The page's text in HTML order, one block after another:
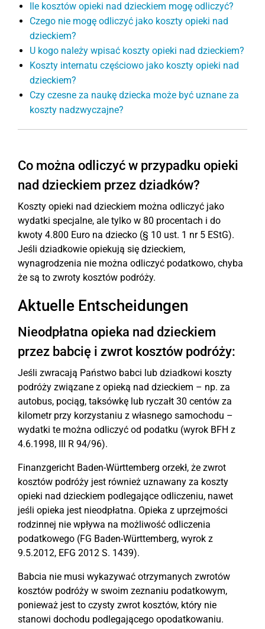
Ile kosztów opieki nad dzieckiem mogę odliczyć?
Czego nie mogę odliczyć jako koszty opieki nad
dzieckiem?
U kogo należy wpisać koszty opieki nad dzieckiem?
Koszty internatu częściowo jako koszty opieki nad
dzieckiem?
Czy czesne za naukę dziecka może być uznane za
koszty nadzwyczajne?
Co można odliczyć w przypadku opieki
nad dzieckiem przez dziadków?
Koszty opieki nad dzieckiem można odliczyć jako
wydatki specjalne, ale tylko w 80 procentach i do
kwoty 4.800 Euro na dziecko (§ 10 ust. 1 nr 5 EStG).
Jeśli dziadkowie opiekują się dzieckiem,
wynagrodzenia nie można odliczyć podatkowo, chyba
że są to zwroty kosztów podróży.
Aktuelle Entscheidungen
Nieodpłatna opieka nad dzieckiem
przez babcię i zwrot kosztów podróży:
Jeśli zwracają Państwo babci lub dziadkowi koszty
podróży związane z opieką nad dzieckiem – np. za
autobus, pociąg, taksówkę lub ryczałt 30 centów za
kilometr przy korzystaniu z własnego samochodu –
wydatki te można odliczyć od podatku (wyrok BFH z
4.6.1998, III R 94/96).
Finanzgericht Baden-Württemberg orzekł, że zwrot
kosztów podróży jest również uznawany za koszty
opieki nad dzieckiem podlegające odliczeniu, nawet
jeśli opieka jest nieodpłatna. Opieka z uprzejmości
rodzinnej nie wpływa na możliwość odliczenia
podatkowego (FG Baden-Württemberg, wyrok z
9.5.2012, EFG 2012 S. 1439).
Babcia nie musi wykazywać otrzymanych zwrotów
kosztów podróży w swoim zeznaniu podatkowym,
ponieważ jest to czysty zwrot kosztów, który nie
stanowi dochodu podlegającego opodatkowaniu.